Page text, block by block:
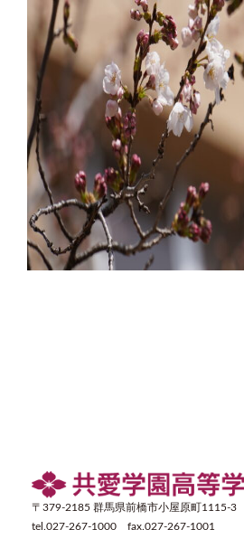
〒379-2185 群馬県前橋市小屋原町1115-3
tel.027-267-1000 fax.027-267-1001